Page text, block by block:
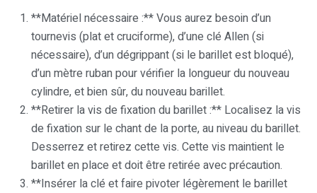
**Matériel nécessaire :** Vous aurez besoin d’un
tournevis (plat et cruciforme), d’une clé Allen (si
nécessaire), d’un dégrippant (si le barillet est bloqué),
d’un mètre ruban pour vérifier la longueur du nouveau
cylindre, et bien sûr, du nouveau barillet.
**Retirer la vis de fixation du barillet :** Localisez la vis
de fixation sur le chant de la porte, au niveau du barillet.
Desserrez et retirez cette vis. Cette vis maintient le
barillet en place et doit être retirée avec précaution.
**Insérer la clé et faire pivoter légèrement le barillet